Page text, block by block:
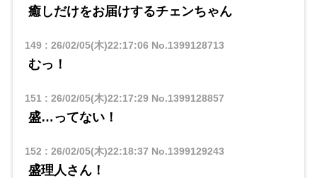
癒しだけをお届けするチェンちゃん
149: 26/02/05(木)22:17:06 No.1399128713
むっ！
151 : 26/02/05(木)22:17:29No.1399128857
盛…ってない！
152 : 26/02/05(木)22:18:37 No.1399129243
盛理人さん！